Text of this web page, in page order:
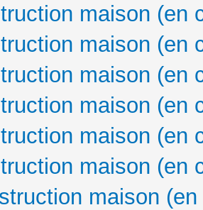
maison (en
maison (en
maison (en
maison (en
maison (en
maison (en
maison